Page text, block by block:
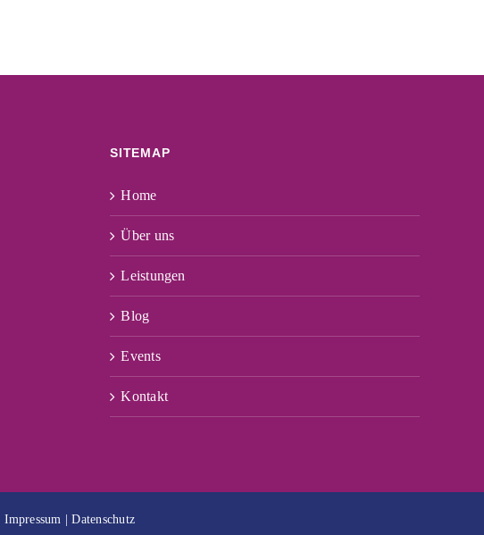
SITEMAP
Home
Über uns
Leistungen
Blog
Events
Kontakt
Impressum |Datenschutz